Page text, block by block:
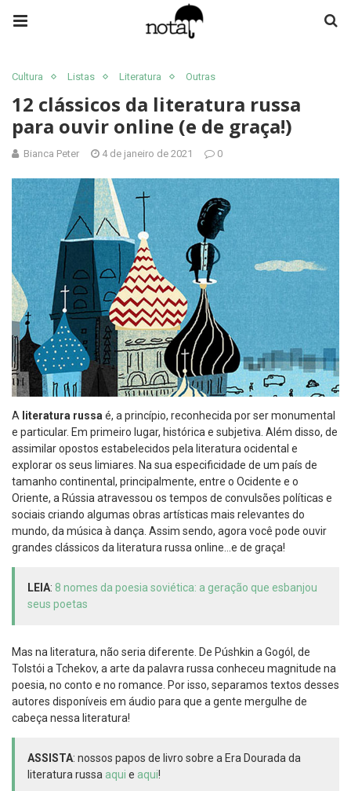
Cultura Listas Literatura Outras
12 clássicos da literatura russa
para ouvir online (e de graça!)
Bianca Peter 4 de janeiro de 2021 0
A literatura russaé, a princípio, reconhecida por ser monumental
e particular. Em primeiro lugar, histórica e subjetiva. Além disso, de
assimilar opostos estabelecidos pela literatura ocidental e
explorar os seus limiares. Na sua especificidade de um país de
tamanho continental, principalmente, entre o Ocidente e o
Oriente, a Rússia atravessou os tempos de convulsões políticas e
sociais criando algumas obras artísticas mais relevantes do
mundo, da música à dança. Assim sendo, agora você pode ouvir
grandes clássicos da literatura russa online…e de graça!
LEIA: 8 nomes da poesia soviética: a geração que esbanjou
seus poetas
Mas na literatura, não seria diferente. De Púshkin a Gogól, de
Tolstói a Tchekov, a arte da palavra russa conheceu magnitude na
poesia, no conto e no romance. Por isso, separamos textos desses
autores disponíveis em áudio para que a gente mergulhe de
cabeça nessa literatura!
ASSISTA: nossos papos de livro sobre a Era Dourada da
literatura russa aqui e aqui!